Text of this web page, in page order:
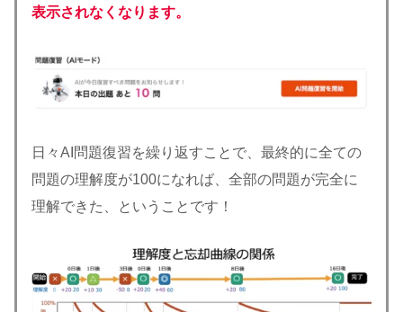
表示されなくなります。
日々AI問題復習を繰り返すことで、最終的に全ての
問題の理解度が100になれば、全部の問題が完全に
理解できた、ということです！